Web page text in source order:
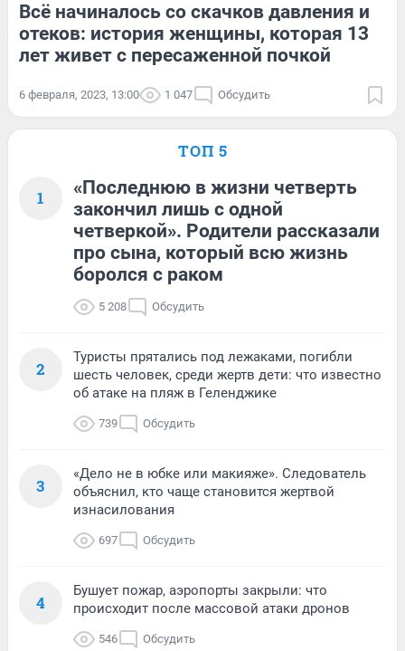
Всё начиналось со скачков давления и
отеков: история женщины, которая 13
лет живет с пересаженной почкой
6 февраля, 2023, 13:00 1 047 Обсудить
ТОП 5
1
«Последнюю в жизни четверть
закончил лишь с одной
четверкой». Родители рассказали
про сына, который всю жизнь
боролся с раком
5 208 Обсудить
2
Туристы прятались под лежаками, погибли
шесть человек, среди жертв дети: что известно
об атаке на пляж в Геленджике
739 Обсудить
3
«Дело не в юбке или макияже». Следователь
объяснил, кто чаще становится жертвой
изнасилования
697 Обсудить
4
Бушует пожар, аэропорты закрыли: что
происходит после массовой атаки дронов
546 Обсудить